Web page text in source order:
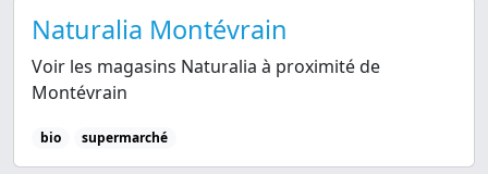
Naturalia Montévrain
Voir les magasins Naturalia à proximité de
Montévrain
bio supermarché